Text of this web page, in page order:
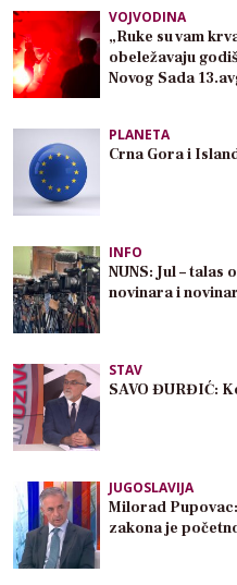
VOJVODINA
„Ruke su vam
obeležavaju
Novog Sada
PLANETA
Crna Gora i
INFO
NUNS: Jul –
novinara i
STAV
SAVO ĐURĐIĆ:
JUGOSLAVIJA
Milorad Pupovac:
zakona je